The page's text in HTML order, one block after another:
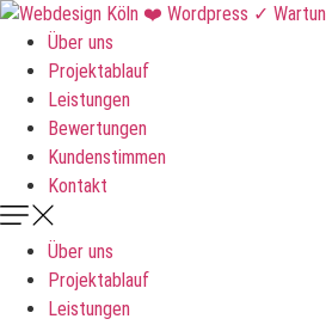
Zum
Inhalt
springen
Über uns
Projektablauf
Leistungen
Bewertungen
Kundenstimmen
Kontakt
Über uns
Projektablauf
Leistungen